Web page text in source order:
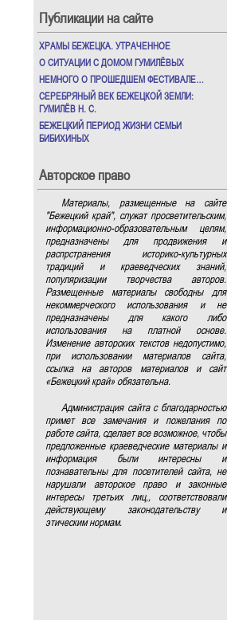
Публикации на сайте
ХРАМЫ БЕЖЕЦКА. УТРАЧЕННОЕ
О СИТУАЦИИ С ДОМОМ ГУМИЛЁВЫХ
НЕМНОГО О ПРОШЕДШЕМ ФЕСТИВАЛЕ…
СЕРЕБРЯНЫЙ ВЕК БЕЖЕЦКОЙ ЗЕМЛИ:
ГУМИЛЁВ Н. С.
БЕЖЕЦКИЙ ПЕРИОД ЖИЗНИ СЕМЬИ
БИБИХИНЫХ
Авторское право
Материалы, размещенные на сайте
"Бежецкий край", служат просветительским,
информационно-образовательным целям,
предназначены для продвижения и
распрстранения историко-культурных
традиций и краеведческих знаний,
популяризации творчества авторов.
Размещенные материалы свободны для
некоммерческого использования и не
предназначены для какого либо
использования на платной основе.
Изменение авторских текстов недопустимо,
при использовании материалов сайта,
ссылка на авторов материалов и сайт
«Бежецкий край» обязательна.
Администрация сайта с благодарностью
примет все замечания и пожелания по
работе сайта, сделает все возможное, чтобы
предложенные краеведческие материалы и
информация были интересны и
познавательны для посетителей сайта, не
нарушали авторское право и законные
интересы третьих лиц,, соответствовали
действующему законодательству и
этическим нормам.